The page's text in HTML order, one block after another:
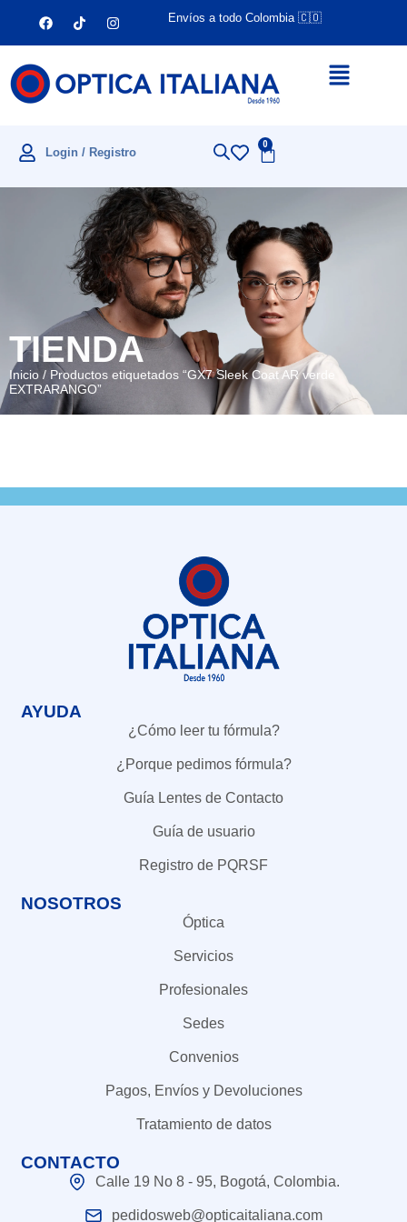
Envíos a todo Colombia 🇨🇴
Login / Registro
0
TIENDA
Inicio / Productos etiquetados “GX7 Sleek Coat AR verde
EXTRARANGO”
AYUDA
¿Cómo leer tu fórmula?
¿Porque pedimos fórmula?
Guía Lentes de Contacto
Guía de usuario
Registro de PQRSF
NOSOTROS
Óptica
Servicios
Profesionales
Sedes
Convenios
Pagos, Envíos y Devoluciones
Tratamiento de datos
CONTACTO
Calle 19 No 8 - 95, Bogotá, Colombia.
pedidosweb@opticaitaliana.com